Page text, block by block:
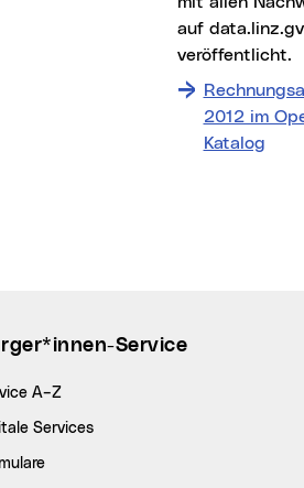
auf
veröffentlicht.
2012 im
Katalog
Service
A–Z
Services